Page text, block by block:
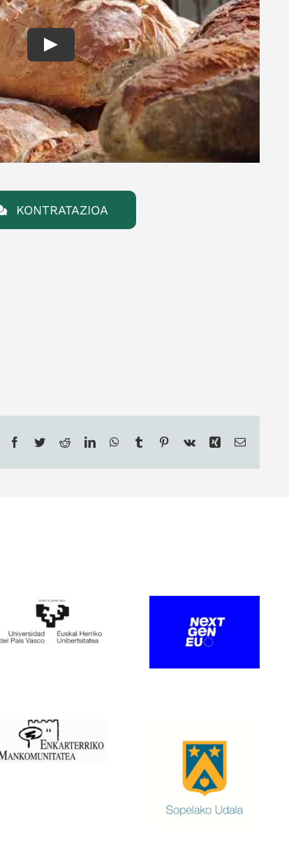
Play
KONTRATAZIOA
Facebook
TwitterRedditLinkedInWhatsApp
Tumblr Pinterest
Vk Xing Email